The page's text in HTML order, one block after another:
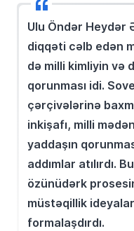
Ulu Öndər
diqqəti cəlb edən
də milli kimliyin və
qorunması idi.
çərçivələrinə
inkişafı, milli
yaddaşın
addımlar atılırdı.
özünüdərk
müstəqillik
formalaşdırdı.